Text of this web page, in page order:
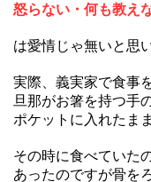
怒らない・何も教え
は愛情じゃ無いと思
実際、義実家で食事
旦那がお箸を持つ手
ポケットに入れたま
その時に食べていた
あったのですが骨を